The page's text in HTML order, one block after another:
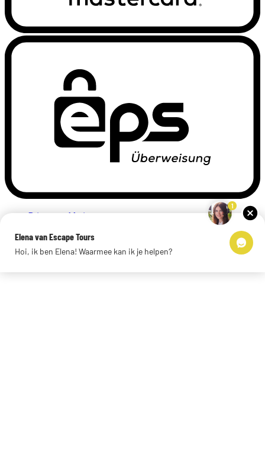
Privacyverklaring
Links
© 2026 Escape Tours
1
Elena van Escape Tours
Hoi, ik ben Elena! Waarmee kan ik je helpen?